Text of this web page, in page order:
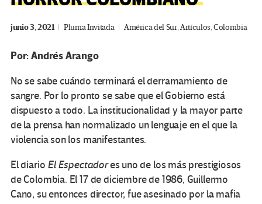
junio 3, 2021 Pluma Invitada América del Sur,Artículos,Colombia
Por: Andrés Arango
No se sabe cuándo terminará el derramamiento de
sangre. Por lo pronto se sabe que el Gobierno está
dispuesto a todo. La institucionalidad y la mayor parte
de la prensa han normalizado un lenguaje en el que la
violencia son los manifestantes.
El diario El Espectadores uno de los más prestigiosos
de Colombia. El 17 de diciembre de 1986, Guillermo
Cano, su entonces director, fue asesinado por la mafia